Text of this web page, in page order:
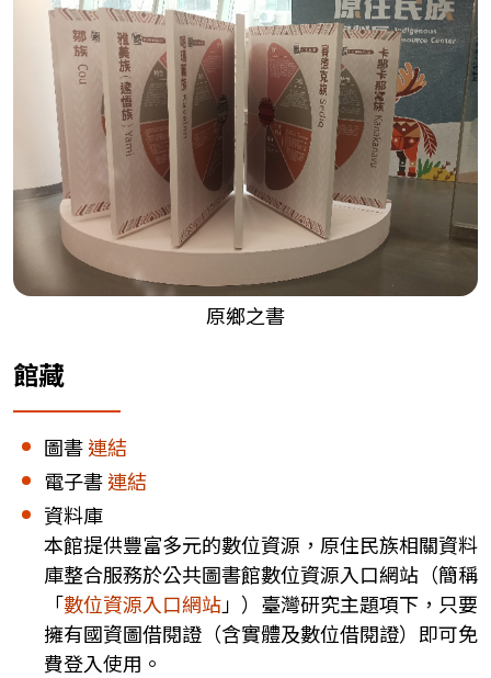
原鄉之書
館藏
圖書連結
電子書連結
資料庫
本館提供豐富多元的數位資源，原住民族相關資料
庫整合服務於公共圖書館數位資源入口網站（簡稱
「數位資源入口網站」）臺灣研究主題項下，只要
擁有國資圖借閱證（含實體及數位借閱證）即可免
費登入使用。